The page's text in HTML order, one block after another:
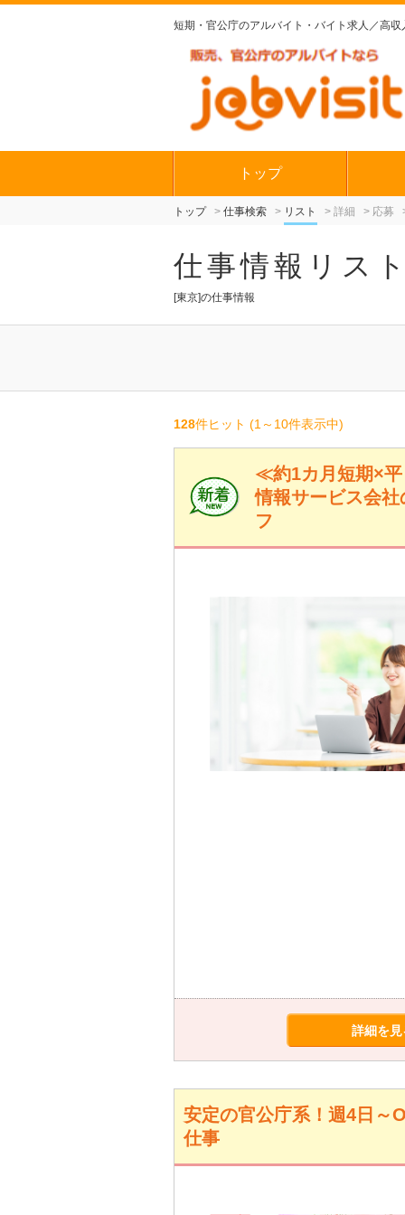
短期・官公庁のアルバイト・バイト求人／高
トップ
トップ 仕事検索 リスト 詳細 応募
仕事情報リス
[東京]の仕事情報
128件ヒット (1～10件表示中)
≪約1カ月短期×
情報サービス会
フ
詳細を見
安定の官公庁系！週4日～
仕事